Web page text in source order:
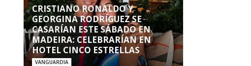
CRISTIANO RONALDO Y
GEORGINA RODRÍGUEZ SE
CASARÍAN ESTE SÁBADO EN
MADEIRA: CELEBRARÍAN EN
HOTEL CINCO ESTRELLAS
VANGUARDIA